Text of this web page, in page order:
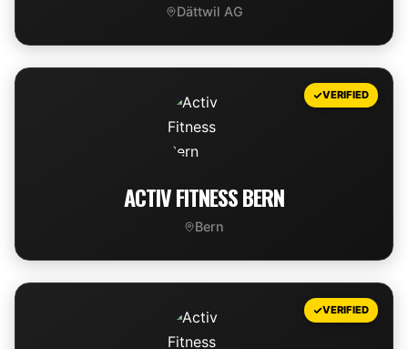
Dättwil AG
VIEW DEAL
VERIFIED
ACTIV FITNESS BERN
Bern
VIEW DEAL
VERIFIED